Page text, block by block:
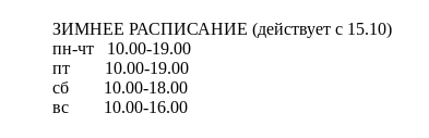
ЗИМНЕЕ РАСПИСАНИЕ (действует с 15.10)
пн-чт 10.00-19.00
пт 10.00-19.00
сб 10.00-18.00
вс 10.00-16.00